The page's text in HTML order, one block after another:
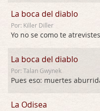
La boca del diablo
Por: Killer Diller
Yo no se como te
La boca del diablo
Por: Talan Gwynek
La Odisea